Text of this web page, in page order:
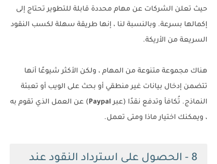
حيث تعلن الشركات عن مهام محددة قابلة للتطوير تحتاج إلى
إكمالها بسرعة. وبالنسبة لنا ، إنها طريقة سهلة لكسب النقود
السريعة من الأريكة.
هناك مجموعة متنوعة من المهام ، ولكن الأكثر شيوعًا أنها
تتضمن إدخال بيانات غير منطقي أو بحث على الويب أو تعبئة
النماذج. تُكافأ وتدفع نقدًا (عبرPaypal) عن العمل الذي تقوم به
، ويمكنك اختيار ماذا ومتى تعمل.
8 - الحصول على استرداد النقود عند